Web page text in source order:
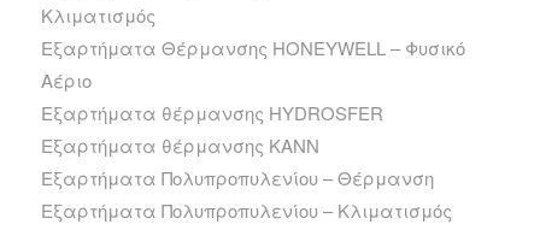
Κλιματισμός
Εξαρτήματα Θέρμανσης HONEYWELL – Φυσικό
Αέριο
Εξαρτήματα θέρμανσης HYDROSFER
Εξαρτήματα θέρμανσης ΚΑΝΝ
Εξαρτήματα Πολυπροπυλενίου – Θέρμανση
Εξαρτήματα Πολυπροπυλενίου – Κλιματισμός